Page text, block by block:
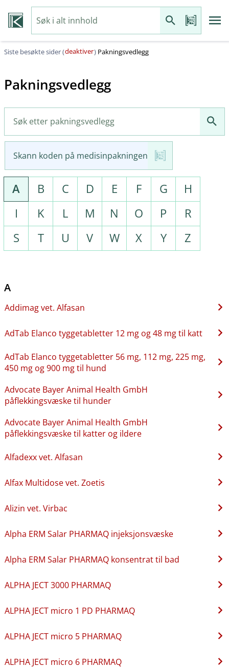
Siste besøkte sider (deaktiver) Pakningsvedlegg
Pakningsvedlegg
Skann koden på medisinpakningen
A B C D E F G
H
I
K L M N O P
R
S
T U V W X Y Z
A
Addimag vet. Alfasan
AdTab Elanco tyggetabletter 12 mg og 48 mg til katt
AdTab Elanco tyggetabletter 56 mg, 112 mg, 225 mg,
450 mg og 900 mg til hund
Advocate Bayer Animal Health GmbH
påflekkingsvæske til hunder
Advocate Bayer Animal Health GmbH
påflekkingsvæske til katter og ildere
Alfadexx vet. Alfasan
Alfax Multidose vet. Zoetis
Alizin vet. Virbac
Alpha ERM Salar PHARMAQ injeksjonsvæske
Alpha ERM Salar PHARMAQ konsentrat til bad
ALPHA JECT 3000 PHARMAQ
ALPHA JECT micro 1 PD PHARMAQ
ALPHA JECT micro 5 PHARMAQ
ALPHA JECT micro 6 PHARMAQ